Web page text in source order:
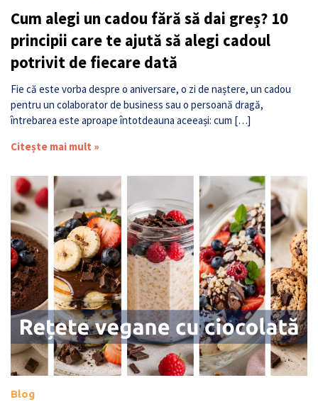
Cum alegi un cadou fără să dai greș? 10
principii care te ajută să alegi cadoul
potrivit de fiecare dată
Fie că este vorba despre o aniversare, o zi de naștere, un cadou
pentru un colaborator de business sau o persoană dragă,
întrebarea este aproape întotdeauna aceeași: cum […]
Citește mai mult »
Blog